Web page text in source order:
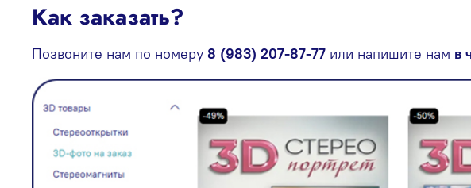
Как заказать?
Позвоните нам по номеру 8 (983) 207-87-77 или напишите нам в